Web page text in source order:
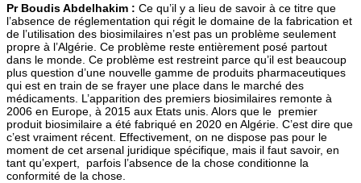
Pr Boudis Abdelhakim : Ce qu’il y a lieu de savoir à ce titre que
l’absence de réglementation qui régit le domaine de la fabrication et
de l’utilisation des biosimilaires n’est pas un problème seulement
propre à l’Algérie. Ce problème reste entièrement posé partout
dans le monde. Ce problème est restreint parce qu’il est beaucoup
plus question d’une nouvelle gamme de produits pharmaceutiques
qui est en train de se frayer une place dans le marché des
médicaments. L’apparition des premiers biosimilaires remonte à
2006 en Europe, à 2015 aux Etats unis. Alors que le premier
produit biosimilaire a été fabriqué en 2020 en Algérie. C’est dire que
c’est vraiment récent. Effectivement, on ne dispose pas pour le
moment de cet arsenal juridique spécifique, mais il faut savoir, en
tant qu’expert, parfois l’absence de la chose conditionne la
conformité de la chose.